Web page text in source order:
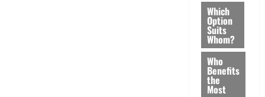
Which
Option
Suits
Whom?
Who
Benefits
the
Most